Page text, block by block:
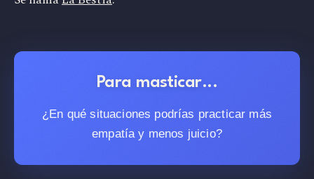
Para masticar...
¿En qué situaciones podrías practicar más
empatía y menos juicio?